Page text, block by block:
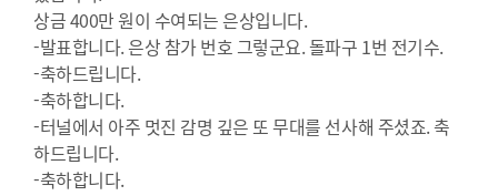
상금 400만 원이 수여되는 은상입니다.
-발표합니다. 은상 참가 번호 그렇군요. 돌파구 1번 전기수.
-축하드립니다.
-축하합니다.
-터널에서 아주 멋진 감명 깊은 또 무대를 선사해 주셨죠. 축
하드립니다.
-축하합니다.